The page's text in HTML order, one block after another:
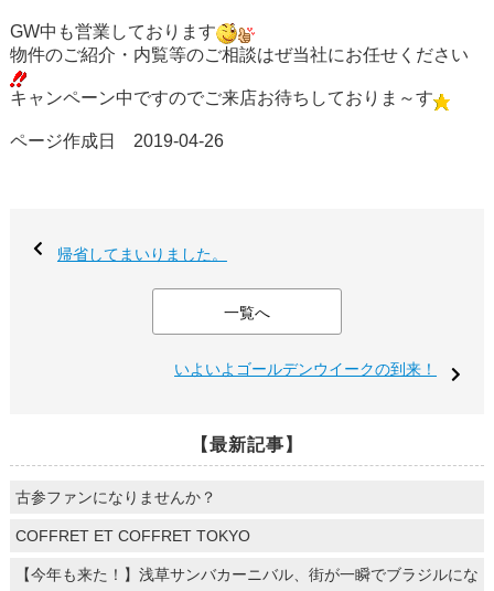
GW中も営業しております
物件のご紹介・内覧等のご相談はぜ当社にお任せください
キャンペーン中ですのでご来店お待ちしておりま～す
ページ作成日 2019-04-26
帰省してまいりました。
一覧へ
いよいよゴールデンウイークの到来！
【最新記事】
古参ファンになりませんか？
COFFRET ET COFFRET TOKYO
【今年も来た！】浅草サンバカーニバル、街が一瞬でブラジルにな